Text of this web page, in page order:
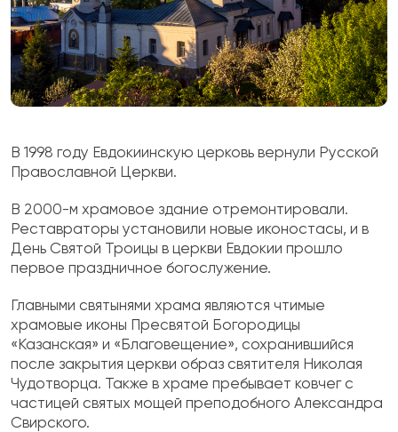
В 1998 году Евдокиинскую церковь вернули Русской
Православной Церкви.
В 2000-м храмовое здание отремонтировали.
Реставраторы установили новые иконостасы, и в
День Святой Троицы в церкви Евдокии прошло
первое праздничное богослужение.
Главными святынями храма являются чтимые
храмовые иконы Пресвятой Богородицы
«Казанская» и «Благовещение», сохранившийся
после закрытия церкви образ святителя Николая
Чудотворца. Также в храме пребывает ковчег с
частицей святых мощей преподобного Александра
Свирского.